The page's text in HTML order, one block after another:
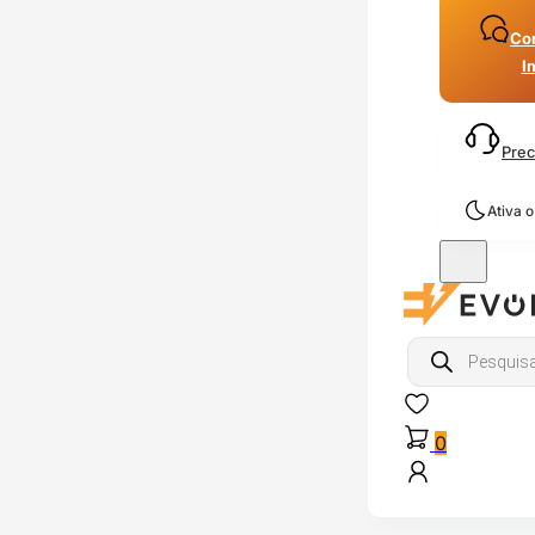
Ativa
Products
search
0